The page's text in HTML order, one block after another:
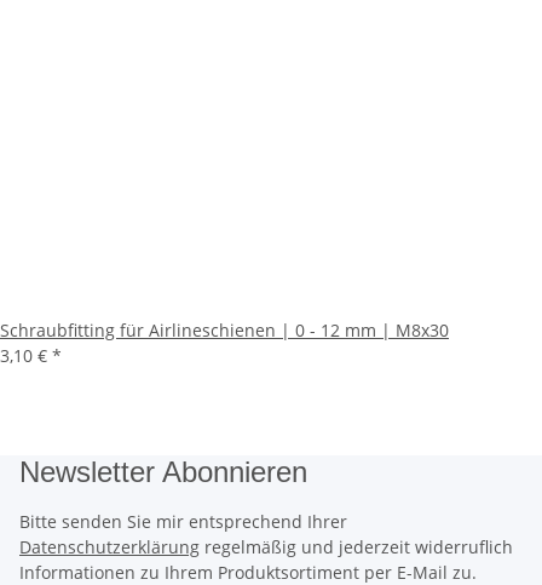
Schraubfitting für Airlineschienen | 0 - 12 mm | M8x30
3,10 € *
Newsletter Abonnieren
Bitte senden Sie mir entsprechend Ihrer
Datenschutzerklärung regelmäßig und jederzeit widerruflich
Informationen zu Ihrem Produktsortiment per E-Mail zu.